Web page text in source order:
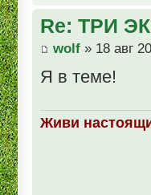
Re: ТРИ
wolf » 18 авг
Я в теме!
Живи